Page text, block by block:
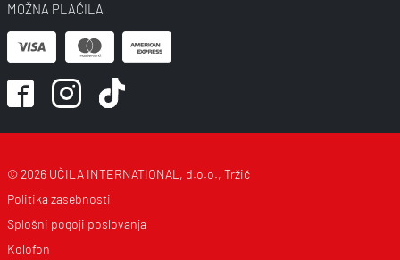
MOŽNA PLAČILA
© 2026 UČILA INTERNATIONAL, d.o.o., Tržič
Politika zasebnosti
Splošni pogoji poslovanja
Kolofon